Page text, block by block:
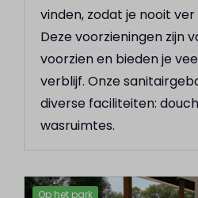
vinden, zodat je nooit
Deze voorzieningen zijn
voorzien en bieden je
verblijf. Onze
diverse faciliteiten:
wasruimtes.
Op het park